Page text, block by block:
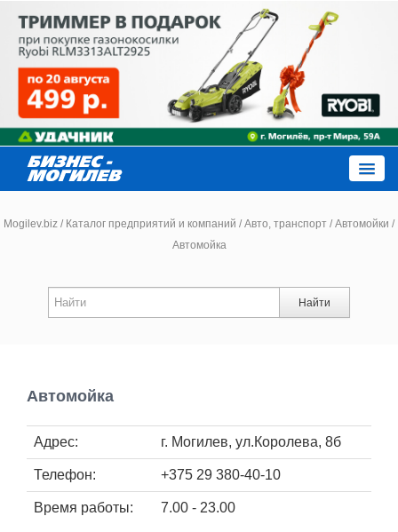
Новости
Афиша
Объявления
Mogilev.biz / Каталог предприятий и компаний / Авто, транспорт / Автомойки /
Автомойка
Найти
Автомойка
Адрес: г. Могилев, ул.Королева, 8б
Телефон: +375 29 380-40-10
Время работы: 7.00 - 23.00